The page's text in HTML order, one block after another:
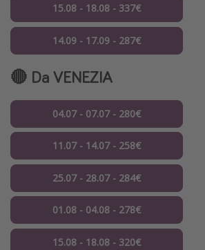
15.08 - 18.08 - 337€
14.09 - 17.09 - 287€
🔴 Da VENEZIA
04.07 - 07.07 - 280€
11.07 - 14.07 - 258€
25.07 - 28.07 - 284€
01.08 - 04.08 - 278€
15.08 - 18.08 - 320€